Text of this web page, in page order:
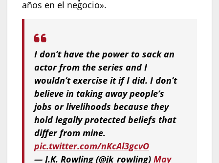
años en el negocio».
I don’t have the power to sack an
actor from the series and I
wouldn’t exercise it if I did. I don’t
believe in taking away people’s
jobs or livelihoods because they
hold legally protected beliefs that
differ from mine.
pic.twitter.com/nKcAl3gcvO
— J.K. Rowling (@jk_rowling) May